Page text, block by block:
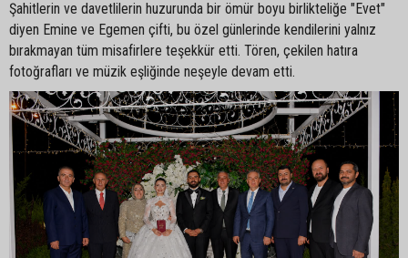
Şahitlerin ve davetlilerin huzurunda bir ömür boyu birlikteliğe "Evet"
diyen Emine ve Egemen çifti, bu özel günlerinde kendilerini yalnız
bırakmayan tüm misafirlere teşekkür etti. Tören, çekilen hatıra
fotoğrafları ve müzik eşliğinde neşeyle devam etti.